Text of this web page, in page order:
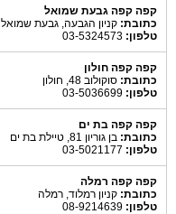
קפה קפה גבעת שמואל
כתובת: קניון הגבעה, גבעת שמואל
טלפון:
קפה קפה חולון
כתובת: סוקולוב 48, חולון
טלפון:
קפה קפה בת ים
כתובת: בן גוריון 81, טיילת בת ים
טלפון:
קפה קפה רמלה
כתובת: קניון רמלוד, רמלה
טלפון: